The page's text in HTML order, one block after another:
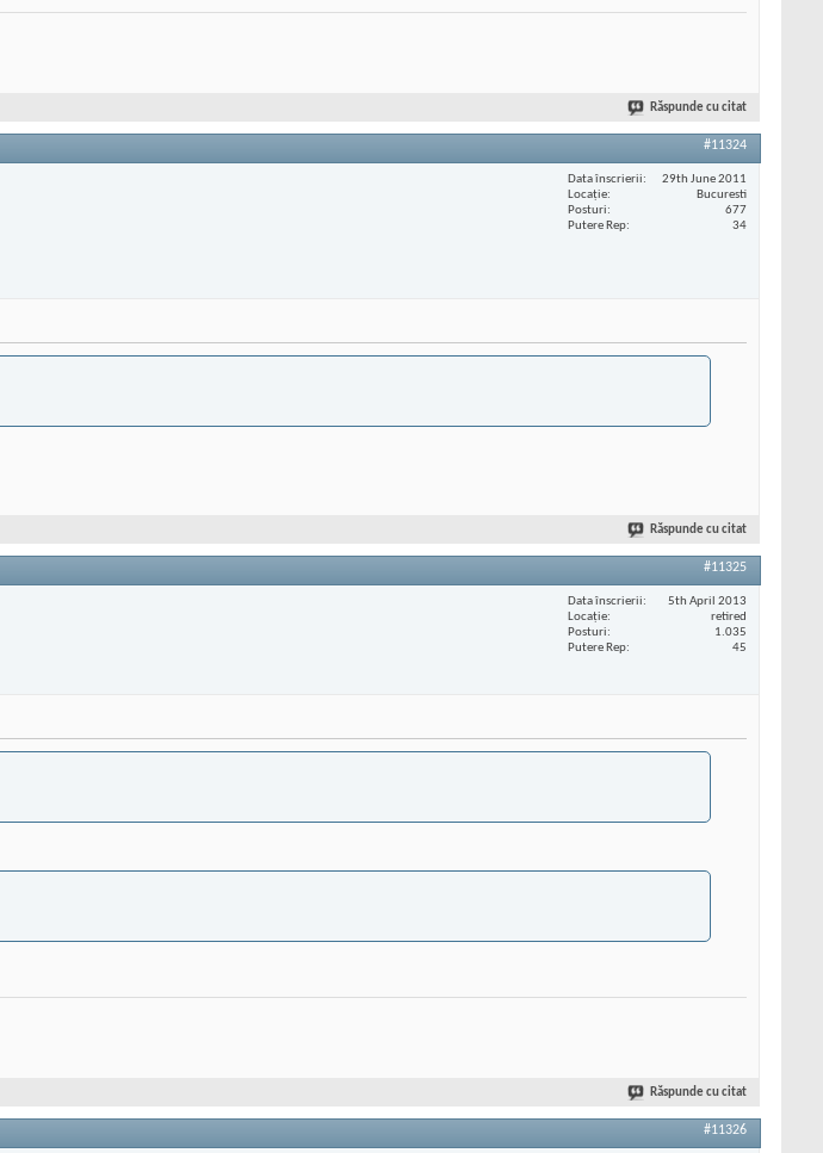
Răspunde cu citat
#11324
Data înscrierii
29th June 2011
Locaţie
Bucuresti
Posturi
677
Putere Rep
34
Răspunde cu citat
#11325
Data înscrierii
5th April 2013
Locaţie
retired
Posturi
1.035
Putere Rep
45
Răspunde cu citat
#11326